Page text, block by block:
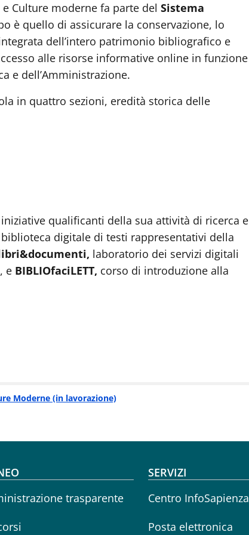
Culture moderne fa parte del Sistema
è quello di assicurare la conservazione, lo
dell’intero patrimonio bibliografico e
alle risorse informative online in funzione
e dell’Amministrazione.
in quattro sezioni, eredità storica delle
qualificanti della sua attività di ricerca e
digitale di testi rappresentativi della
laboratorio dei servizi digitali
e BIBLIOfaciLETT, corso di introduzione alla
Moderne (in lavorazione)
menu
trasparente
SERVIZI
Centro InfoSapienza
Posta elettronica